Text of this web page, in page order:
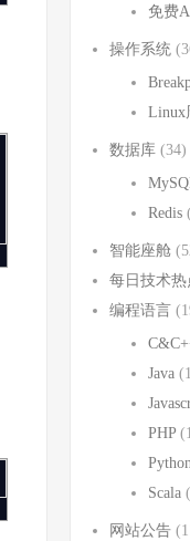
免费
操作系统
Linux
数据库 (34)
Redis
智能座舱
每日技术热
编程语言
Java
PHP
Scala
网站公告